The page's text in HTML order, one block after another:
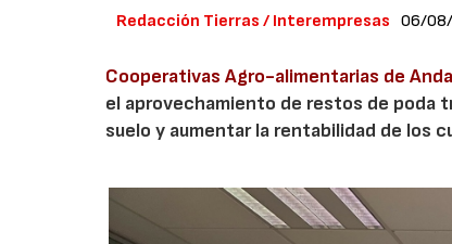
Redacción Tierras / Interempresas 06/
Cooperativas Agro-alimentarias de
el aprovechamiento de restos de poda
suelo y aumentar la rentabilidad de los